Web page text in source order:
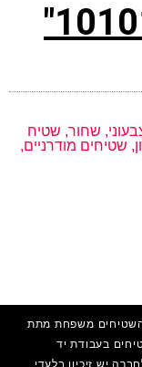
, שחור, שטיח
, שטיחים מודרניים,
יבואני השטיחים משפחת מתת
בעבודת יד
יש זיכיון בלעדי